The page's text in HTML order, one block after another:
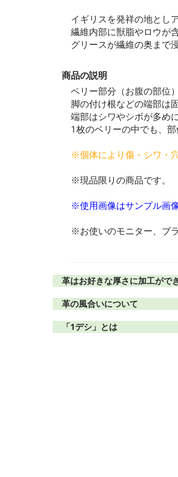
イギリスを発祥の地とし
繊維内部に獣脂やロウが
グリースが繊維の奥まで
商品の説明
ベリー部分（お腹の部位
脚の付け根などの端部は
端部はシワやシボが多め
1枚のベリーの中でも、
※個体により傷・シワ・
※現品限りの商品です。
※使用画像はサンプル画像
※お使いのモニター、ブ
革はお好きな厚さに加工がで
革の風合いについて
「1デシ」とは